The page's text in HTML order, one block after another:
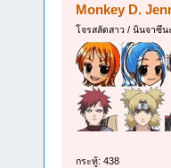
Monkey D.
โจรสลัดสาว / นินจาซึน
กระทู้: 438